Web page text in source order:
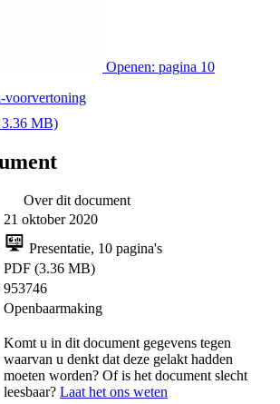
Openen: pagina 10
voorvertoning
MB)
Over dit document
21 oktober 2020
Presentatie, 10 pagina's
PDF (3.36 MB)
953746
Openbaarmaking
Komt u in dit document gegevens tegen
waarvan u denkt dat deze gelakt hadden
moeten worden? Of is het document slecht
leesbaar? Laat het ons weten